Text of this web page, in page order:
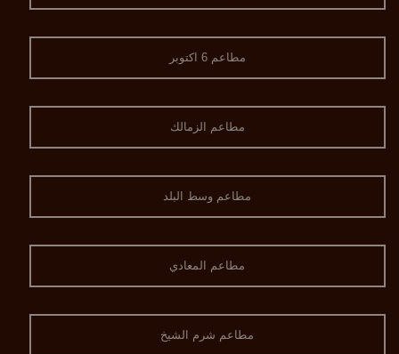
مطاعم 6 اكتوبر
مطاعم الزمالك
مطاعم وسط البلد
مطاعم المعادي
مطاعم شرم الشيخ